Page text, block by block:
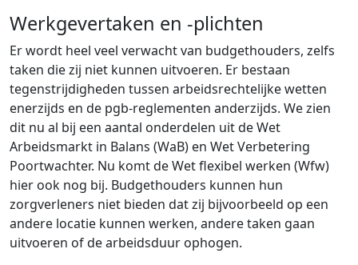
Werkgevertaken en -plichten
Er wordt heel veel verwacht van budgethouders, zelfs
taken die zij niet kunnen uitvoeren. Er bestaan
tegenstrijdigheden tussen arbeidsrechtelijke wetten
enerzijds en de pgb-reglementen anderzijds. We zien
dit nu al bij een aantal onderdelen uit de Wet
Arbeidsmarkt in Balans (WaB) en Wet Verbetering
Poortwachter. Nu komt de Wet flexibel werken (Wfw)
hier ook nog bij. Budgethouders kunnen hun
zorgverleners niet bieden dat zij bijvoorbeeld op een
andere locatie kunnen werken, andere taken gaan
uitvoeren of de arbeidsduur ophogen.